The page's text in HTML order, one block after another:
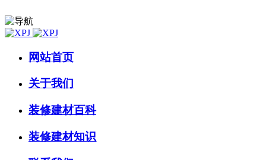
网站首页
关于我们
装修建材百科
装修建材知识